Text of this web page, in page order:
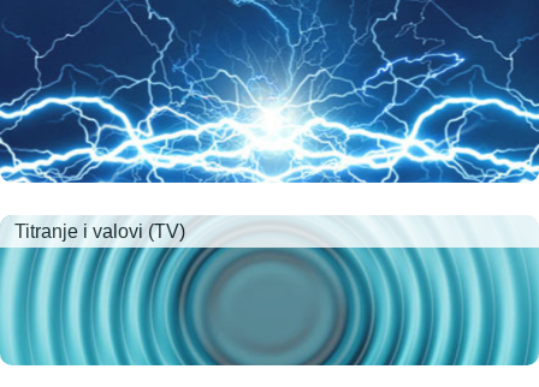
Titranje i valovi (TV)